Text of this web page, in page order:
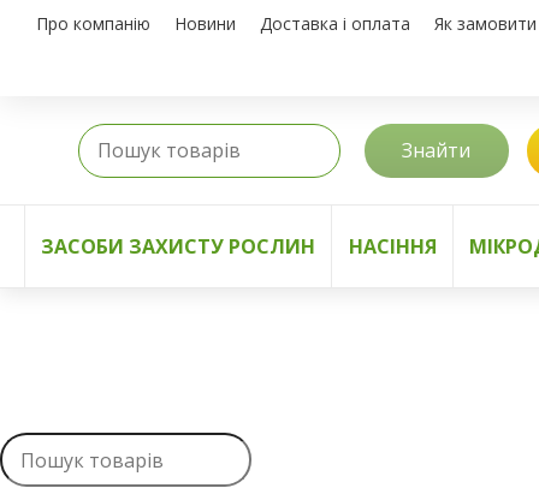
Про компанію Новини Доставка і оплата Як замовити
Знайти
ЗАСОБИ ЗАХИСТУ РОСЛИН НАСІННЯ